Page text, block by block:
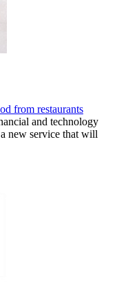
from restaurants
and technology
new service that will